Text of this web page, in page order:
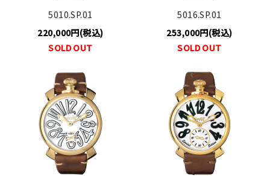
5010.SP.01
220,000円(税込)
SOLD OUT
5016.SP.01
253,000円(税込)
SOLD OUT